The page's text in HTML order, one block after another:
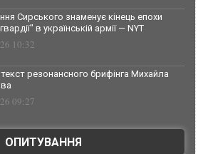
Сирського знаменує кінець епохи
в українській армії — NYT
10:32
резонансного брифінга Михайла
09:27
ОПИТУВАННЯ